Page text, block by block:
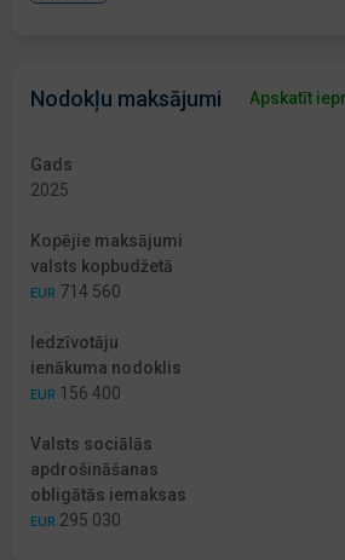
Nodokļu maksājumi Apskatīt
Gads
2025
Kopējie maksājumi
valsts kopbudžetā
EUR 714 560
Iedzīvotāju
ienākuma nodoklis
EUR 156 400
Valsts sociālās
apdrošināšanas
obligātās iemaksas
EUR 295 030